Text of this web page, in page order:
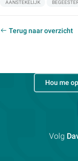
AANSTEKELIJK
Terug naar overzicht
Hou me
Volg